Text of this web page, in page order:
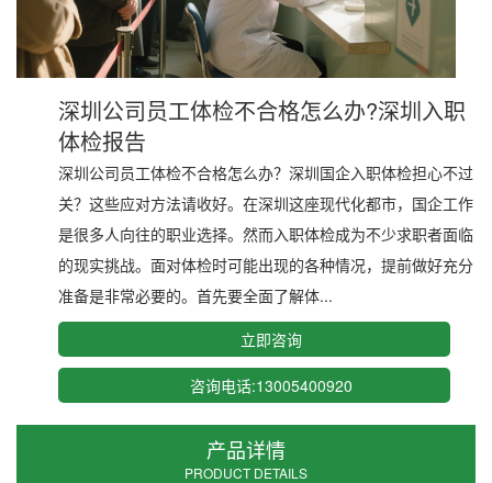
深圳公司员工体检不合格怎么办?深圳入职
体检报告
深圳公司员工体检不合格怎么办？深圳国企入职体检担心不过
关？这些应对方法请收好。在深圳这座现代化都市，国企工作
是很多人向往的职业选择。然而入职体检成为不少求职者面临
的现实挑战。面对体检时可能出现的各种情况，提前做好充分
准备是非常必要的。首先要全面了解体...
立即咨询
咨询电话:13005400920
产品详情
PRODUCT DETAILS